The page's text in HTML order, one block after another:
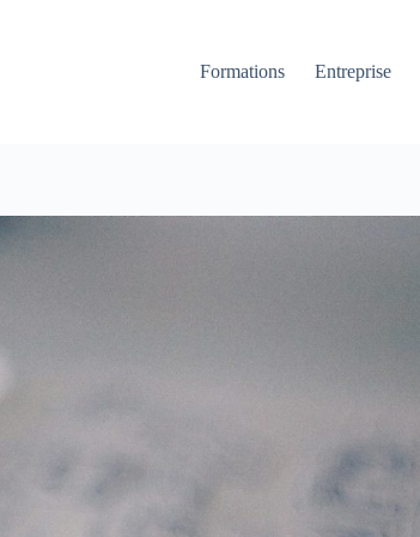
Formations
Entreprise